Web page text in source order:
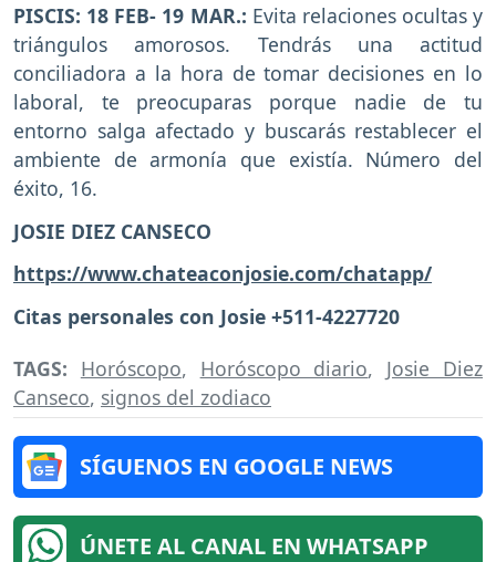
PISCIS: 18 FEB- 19 MAR.: Evita relaciones ocultas y
triángulos amorosos. Tendrás una actitud
conciliadora a la hora de tomar decisiones en lo
laboral, te preocuparas porque nadie de tu
entorno salga afectado y buscarás restablecer el
ambiente de armonía que existía. Número del
éxito, 16.
JOSIE DIEZ CANSECO
https://www.chateaconjosie.com/chatapp/
Citas personales con Josie +511-4227720
TAGS: Horóscopo, Horóscopo diario, Josie Diez
Canseco, signos del zodiaco
SÍGUENOS EN GOOGLE NEWS
ÚNETE AL CANAL EN WHATSAPP